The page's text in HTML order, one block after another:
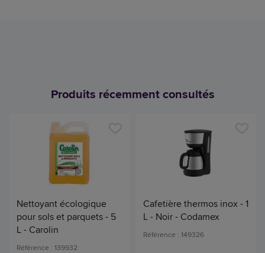
Produits récemment consultés
Nettoyant écologique
pour sols et parquets - 5
L - Carolin
Référence : 139932
Cafetière thermos inox - 1
L - Noir - Codamex
Référence : 149326